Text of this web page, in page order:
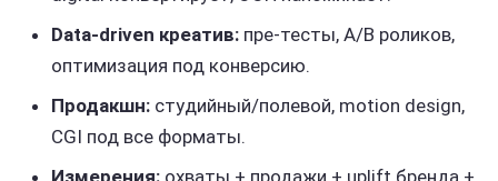
Data-driven креатив: пре-тесты, A/B роликов,
оптимизация под конверсию.
Продакшн: студийный/полевой, motion design,
CGI под все форматы.